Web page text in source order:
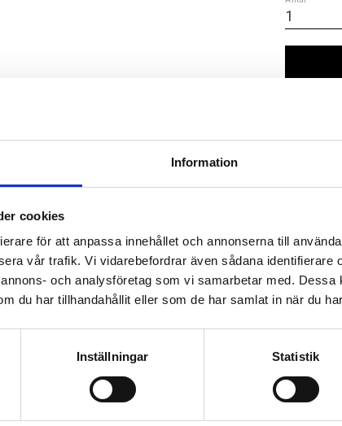
Information
cookies
för att anpassa innehållet och annonserna till
vår trafik. Vi vidarebefordrar även sådana identifierare
och analysföretag som vi samarbetar med.
du har tillhandahållit eller som de har samlat in när du
Inställningar Statistik